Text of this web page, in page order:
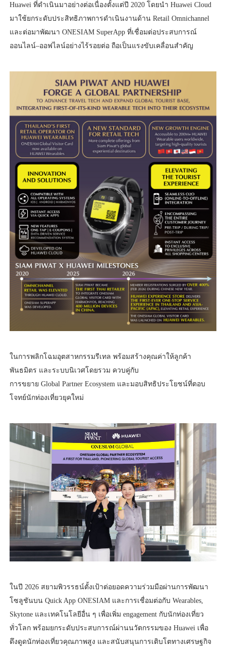
Huawei ที่ดำเนินมาอย่างต่อเนื่องตั้งแต่ปี 2020 โดยนำ Huawei Cloud
มาใช้ยกระดับประสิทธิภาพการดำเนินงานด้าน Retail Omnichannel
และต่อมาพัฒนา ONESIAM SuperApp ที่เชื่อมต่อประสบการณ์
ออนไลน์–ออฟไลน์อย่างไร้รอยต่อ ถือเป็นแรงขับเคลื่อนสำคัญ
ในการพลิกโฉมอุตสาหกรรมรีเทล พร้อมสร้างคุณค่าให้ลูกค้า
พันธมิตร และระบบนิเวศโดยรวม ควบคู่กับ
การขยาย Global Partner Ecosystem และมอบสิทธิประโยชน์ที่ตอบ
โจทย์นักท่องเที่ยวยุคใหม่
ในปี 2026 สยามพิวรรธน์ตั้งเป้าต่อยอดความร่วมมือผ่านการพัฒนา
โซลูชันบน Quick App ONESIAM และการเชื่อมต่อกับ Wearables,
Skytone และเทคโนโลยีอื่น ๆ เพื่อเพิ่ม engagement กับนักท่องเที่ยว
ทั่วโลก พร้อมยกระดับประสบการณ์ผ่านนวัตกรรมของ Huawei เพื่อ
ดึงดูดนักท่องเที่ยวคุณภาพสูง และสนับสนุนการเติบโตทางเศรษฐกิจ